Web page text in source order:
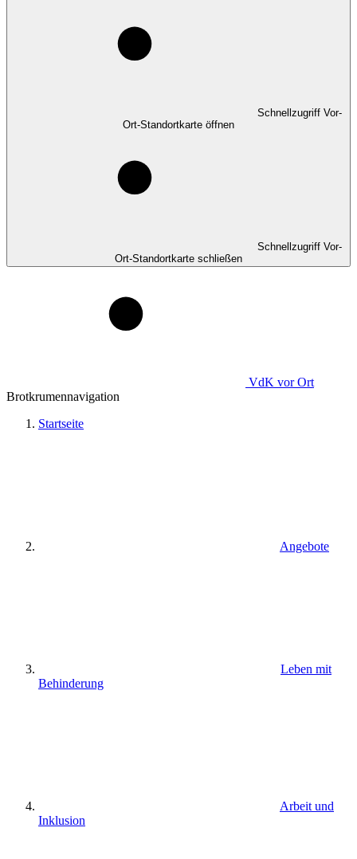
Schnellzugriff Vor-
Ort-Standortkarte öffnen
Schnellzugriff Vor-
Ort-Standortkarte schließen
VdK vor Ort
Brotkrumennavigation
Startseite
Angebote
Leben mit
Behinderung
Arbeit und
Inklusion